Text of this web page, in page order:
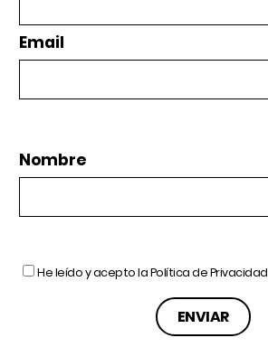
Email
Nombre
He leído y acepto laPolítica de Privacidad